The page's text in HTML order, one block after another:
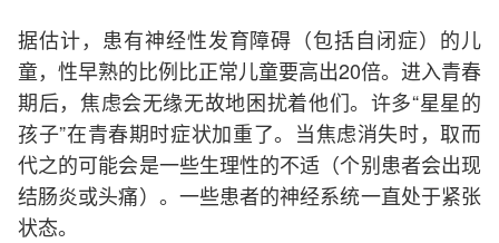
据估计，患有神经性发育障碍（包括自闭症）的儿
童，性早熟的比例比正常儿童要高出20倍。进入青春
期后，焦虑会无缘无故地困扰着他们。许多“星星的
孩子”在青春期时症状加重了。当焦虑消失时，取而
代之的可能会是一些生理性的不适（个别患者会出现
结肠炎或头痛）。一些患者的神经系统一直处于紧张
状态。